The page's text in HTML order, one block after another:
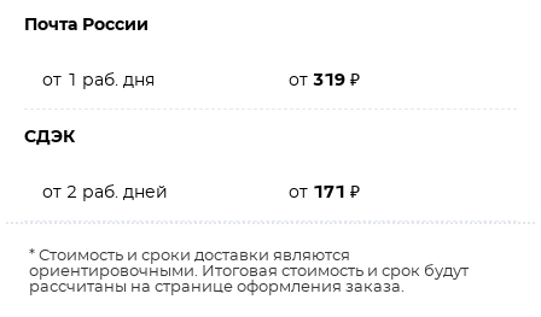
Почта России
от 1 раб. дня от 319 ₽
СДЭК
от 2 раб. дней от 171 ₽
* Стоимость и сроки доставки являются
ориентировочными. Итоговая стоимость и срок будут
рассчитаны на странице оформления заказа.